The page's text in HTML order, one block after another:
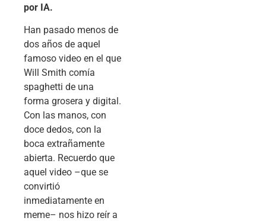
por IA.
Han pasado menos de
dos años de aquel
famoso video en el que
Will Smith comía
spaghetti de una
forma grosera y digital.
Con las manos, con
doce dedos, con la
boca extrañamente
abierta. Recuerdo que
aquel video –que se
convirtió
inmediatamente en
meme– nos hizo reír a